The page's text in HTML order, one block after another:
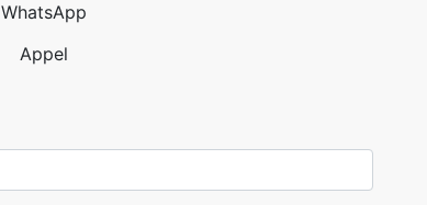
WhatsApp
Appel